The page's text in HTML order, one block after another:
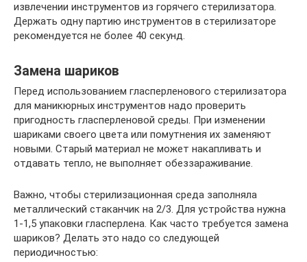
извлечении инструментов из горячего стерилизатора.
Держать одну партию инструментов в стерилизаторе
рекомендуется не более 40 секунд.
Замена шариков
Перед использованием гласперленового стерилизатора
для маникюрных инструментов надо проверить
пригодность гласперленовой среды. При изменении
шариками своего цвета или помутнения их заменяют
новыми. Старый материал не может накапливать и
отдавать тепло, не выполняет обеззараживание.
Важно, чтобы стерилизационная среда заполняла
металлический стаканчик на 2/3. Для устройства нужна
1-1,5 упаковки гласперлена. Как часто требуется замена
шариков? Делать это надо со следующей
периодичностью: